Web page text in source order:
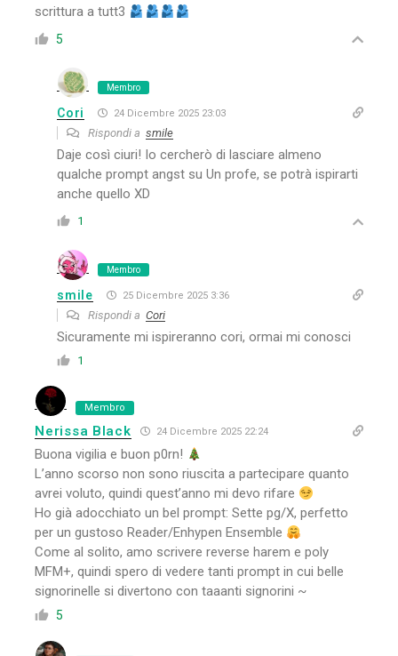
scrittura a tutt3
5
Membro
Cori 24 Dicembre 2025 23:03
Rispondi asmile
Daje così ciuri! Io cercherò di lasciare almeno
qualche prompt angst su Un profe, se potrà ispirarti
anche quello XD
1
Membro
smile 25 Dicembre 2025 3:36
Rispondi aCori
Sicuramente mi ispireranno cori, ormai mi conosci
1
Membro
Nerissa Black 24 Dicembre 2025 22:24
Buona vigilia e buon p0rn!
L’anno scorso non sono riuscita a partecipare quanto
avrei voluto, quindi quest’anno mi devo rifare
Ho già adocchiato un bel prompt: Sette pg/X, perfetto
per un gustoso Reader/Enhypen Ensemble
Come al solito, amo scrivere reverse harem e poly
MFM+, quindi spero di vedere tanti prompt in cui belle
signorinelle si divertono con taaanti signorini ~
5